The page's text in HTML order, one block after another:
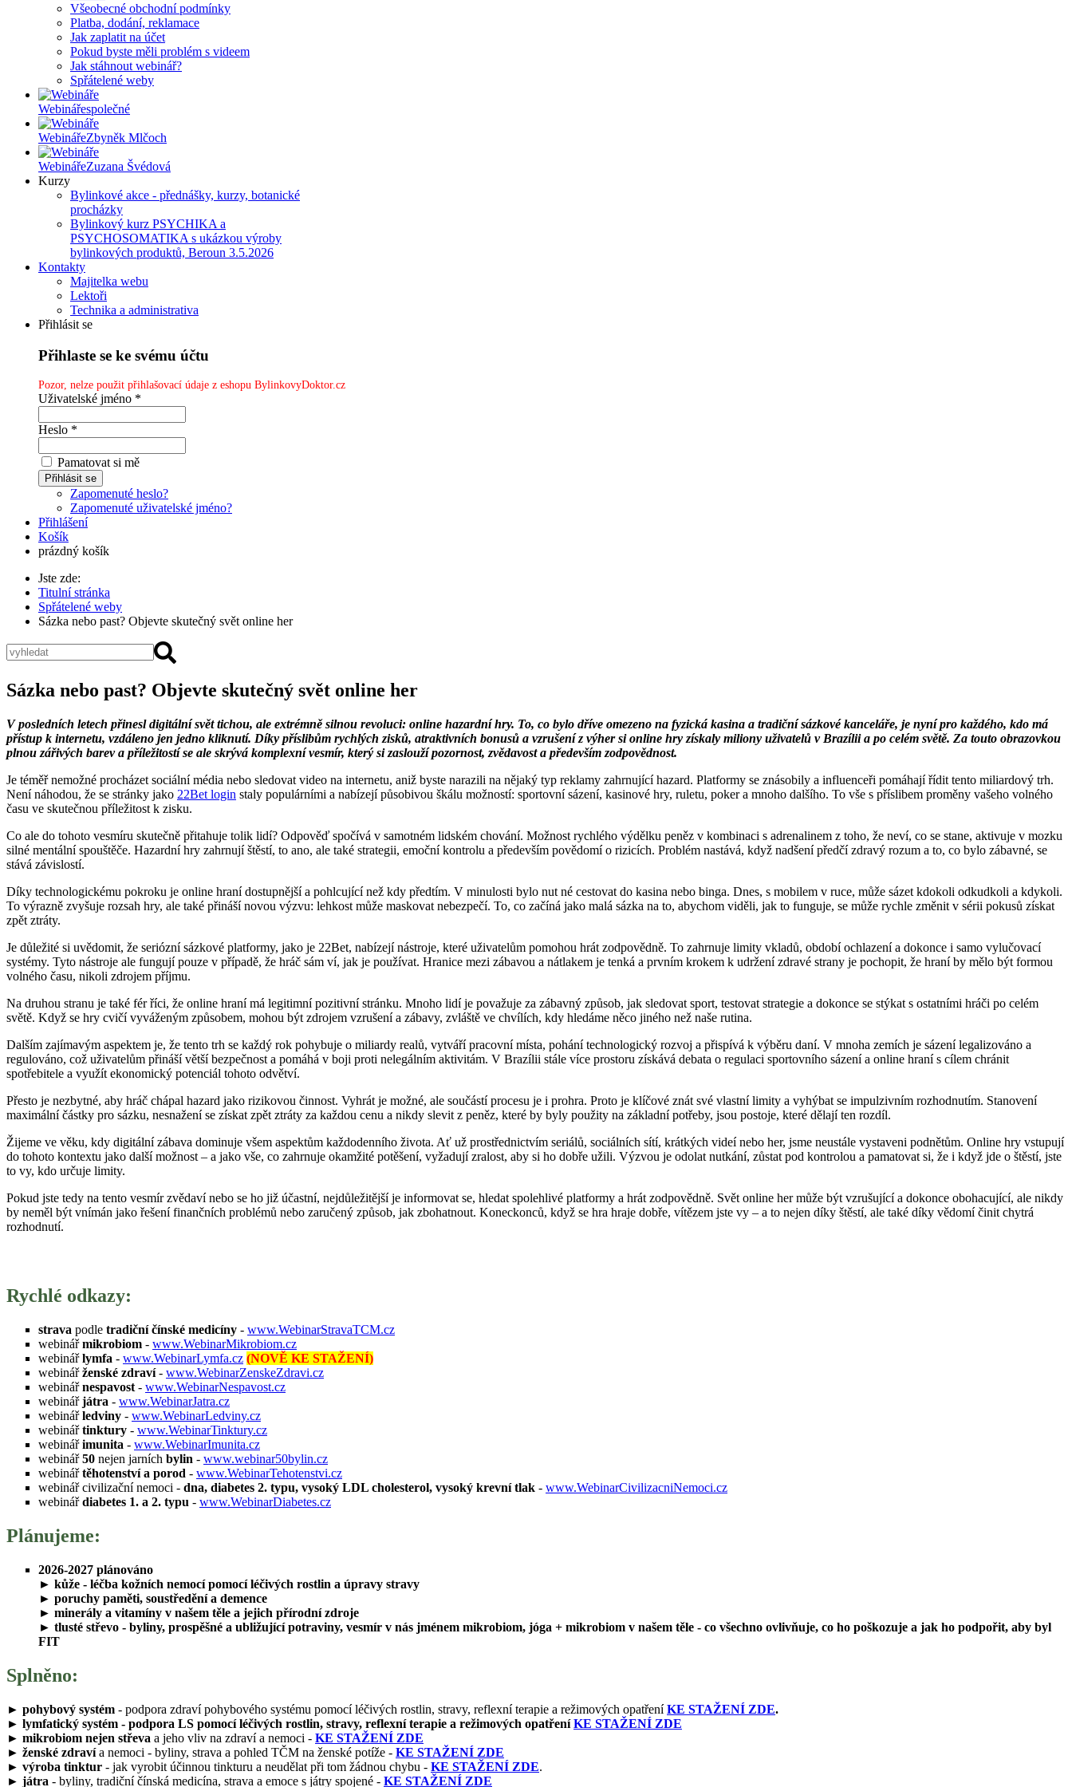
Všeobecné obchodní podmínky
Platba, dodání, reklamace
Jak zaplatit na účet
Pokud byste měli problém s videem
Jak stáhnout webinář?
Spřátelené weby
Webinářespolečné
WebinářeZbyněk Mlčoch
WebinářeZuzana Švédová
Kurzy
Bylinkové akce - přednášky, kurzy, botanické
procházky
Bylinkový kurz PSYCHIKA a
PSYCHOSOMATIKA s ukázkou výroby
bylinkových produktů, Beroun 3.5.2026
Kontakty
Majitelka webu
Lektoři
Technika a administrativa
Přihlásit se
Přihlaste se ke svému účtu
Pozor, nelze použit přihlašovací údaje z eshopu BylinkovyDoktor.cz
Uživatelské jméno *
Heslo *
Pamatovat si mě
Zapomenuté heslo?
Zapomenuté uživatelské jméno?
Přihlášení
Košík
prázdný košík
Jste zde:
Titulní stránka
Spřátelené weby
Sázka nebo past? Objevte skutečný svět online her
Sázka nebo past? Objevte skutečný svět online her
V posledních letech přinesl digitální svět tichou, ale extrémně silnou revoluci: online hazardní hry. To, co bylo dříve omezeno na fyzická kasina a tradiční sázkové kanceláře, je nyní pro každého, kdo má
přístup k internetu, vzdáleno jen jedno kliknutí. Díky příslibům rychlých zisků, atraktivních bonusů a vzrušení z výher si online hry získaly miliony uživatelů v Brazílii a po celém světě. Za touto obrazovkou
plnou zářivých barev a příležitostí se ale skrývá komplexní vesmír, který si zaslouží pozornost, zvědavost a především zodpovědnost.
Je téměř nemožné procházet sociální média nebo sledovat video na internetu, aniž byste narazili na nějaký typ reklamy zahrnující hazard. Platformy se znásobily a influenceři pomáhají řídit tento miliardový trh.
Není náhodou, že se stránky jako 22Bet login staly populárními a nabízejí působivou škálu možností: sportovní sázení, kasinové hry, ruletu, poker a mnoho dalšího. To vše s příslibem proměny vašeho volného
času ve skutečnou příležitost k zisku.
Co ale do tohoto vesmíru skutečně přitahuje tolik lidí? Odpověď spočívá v samotném lidském chování. Možnost rychlého výdělku peněz v kombinaci s adrenalinem z toho, že neví, co se stane, aktivuje v mozku
silné mentální spouštěče. Hazardní hry zahrnují štěstí, to ano, ale také strategii, emoční kontrolu a především povědomí o rizicích. Problém nastává, když nadšení předčí zdravý rozum a to, co bylo zábavné, se
stává závislostí.
Díky technologickému pokroku je online hraní dostupnější a pohlcující než kdy předtím. V minulosti bylo nut né cestovat do kasina nebo binga. Dnes, s mobilem v ruce, může sázet kdokoli odkudkoli a kdykoli.
To výrazně zvyšuje rozsah hry, ale také přináší novou výzvu: lehkost může maskovat nebezpečí. To, co začíná jako malá sázka na to, abychom viděli, jak to funguje, se může rychle změnit v sérii pokusů získat
zpět ztráty.
Je důležité si uvědomit, že seriózní sázkové platformy, jako je 22Bet, nabízejí nástroje, které uživatelům pomohou hrát zodpovědně. To zahrnuje limity vkladů, období ochlazení a dokonce i samo vylučovací
systémy. Tyto nástroje ale fungují pouze v případě, že hráč sám ví, jak je používat. Hranice mezi zábavou a nátlakem je tenká a prvním krokem k udržení zdravé strany je pochopit, že hraní by mělo být formou
volného času, nikoli zdrojem příjmu.
Na druhou stranu je také fér říci, že online hraní má legitimní pozitivní stránku. Mnoho lidí je považuje za zábavný způsob, jak sledovat sport, testovat strategie a dokonce se stýkat s ostatními hráči po celém
světě. Když se hry cvičí vyváženým způsobem, mohou být zdrojem vzrušení a zábavy, zvláště ve chvílích, kdy hledáme něco jiného než naše rutina.
Dalším zajímavým aspektem je, že tento trh se každý rok pohybuje o miliardy realů, vytváří pracovní místa, pohání technologický rozvoj a přispívá k výběru daní. V mnoha zemích je sázení legalizováno a
regulováno, což uživatelům přináší větší bezpečnost a pomáhá v boji proti nelegálním aktivitám. V Brazílii stále více prostoru získává debata o regulaci sportovního sázení a online hraní s cílem chránit
spotřebitele a využít ekonomický potenciál tohoto odvětví.
Přesto je nezbytné, aby hráč chápal hazard jako rizikovou činnost. Vyhrát je možné, ale součástí procesu je i prohra. Proto je klíčové znát své vlastní limity a vyhýbat se impulzivním rozhodnutím. Stanovení
maximální částky pro sázku, nesnažení se získat zpět ztráty za každou cenu a nikdy slevit z peněz, které by byly použity na základní potřeby, jsou postoje, které dělají ten rozdíl.
Žijeme ve věku, kdy digitální zábava dominuje všem aspektům každodenního života. Ať už prostřednictvím seriálů, sociálních sítí, krátkých videí nebo her, jsme neustále vystaveni podnětům. Online hry vstupují
do tohoto kontextu jako další možnost – a jako vše, co zahrnuje okamžité potěšení, vyžadují zralost, aby si ho dobře užili. Výzvou je odolat nutkání, zůstat pod kontrolou a pamatovat si, že i když jde o štěstí, jste
to vy, kdo určuje limity.
Pokud jste tedy na tento vesmír zvědaví nebo se ho již účastní, nejdůležitější je informovat se, hledat spolehlivé platformy a hrát zodpovědně. Svět online her může být vzrušující a dokonce obohacující, ale nikdy
by neměl být vnímán jako řešení finančních problémů nebo zaručený způsob, jak zbohatnout. Koneckonců, když se hra hraje dobře, vítězem jste vy – a to nejen díky štěstí, ale také díky vědomí činit chytrá
rozhodnutí.
Rychlé odkazy:
strava podle tradiční čínské medicíny - www.WebinarStravaTCM.cz
webinářmikrobiom - www.WebinarMikrobiom.cz
webinářlymfa - www.WebinarLymfa.cz (NOVĚ KE STAŽENÍ)
webinářženské zdraví- www.WebinarZenskeZdravi.cz
webinářnespavost - www.WebinarNespavost.cz
webinářjátra - www.WebinarJatra.cz
webinářledviny - www.WebinarLedviny.cz
webinářtinktury - www.WebinarTinktury.cz
webinářimunita - www.WebinarImunita.cz
webinář50 nejen jarních bylin - www.webinar50bylin.cz
webinářtěhotenství a porod - www.WebinarTehotenstvi.cz
webinář civilizační nemoci - dna, diabetes 2. typu, vysoký LDL cholesterol, vysoký krevní tlak - www.WebinarCivilizacniNemoci.cz
webinářdiabetes 1. a 2. typu - www.WebinarDiabetes.cz
Plánujeme:
2026-2027 plánováno
► kůže - léčba kožních nemocí pomocí léčivých rostlin a úpravy stravy
► poruchy paměti, soustředění a demence
► minerály a vitamíny v našem těle a jejich přírodní zdroje
► tlusté střevo - byliny, prospěšné a ubližující potraviny, vesmír v nás jménem mikrobiom, jóga + mikrobiom v našem těle - co všechno ovlivňuje, co ho poškozuje a jak ho podpořit, aby byl
FIT
Splněno:
► pohybový systém - podpora zdraví pohybového systému pomocí léčivých rostlin, stravy, reflexní terapie a režimových opatření KE STAŽENÍ ZDE.
► lymfatický systém - podpora LS pomocí léčivých rostlin, stravy, reflexní terapie a režimových opatřeníKE STAŽENÍ ZDE
► mikrobiom nejen střeva a jeho vliv na zdraví a nemoci - KE STAŽENÍ ZDE
► ženské zdravía nemoci - byliny, strava a pohled TČM na ženské potíže - KE STAŽENÍ ZDE
► výroba tinktur - jak vyrobit účinnou tinkturu a neudělat při tom žádnou chybu - KE STAŽENÍ ZDE.
► játra - byliny, tradiční čínská medicína, strava a emoce s játry spojené - KE STAŽENÍ ZDE